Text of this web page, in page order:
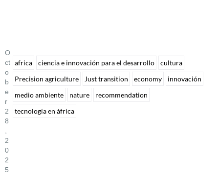
O
Ct
O
B
E
R
2
8
2
0
2
5
africa ciencia e innovación para el desarrollo
cultura
Precision agriculture
Just transition economy
innovación
medio ambiente
nature
recommendation
tecnología en áfrica